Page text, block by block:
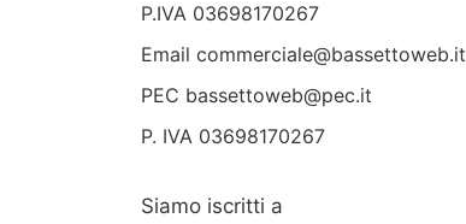
P.IVA 03698170267
Email commerciale@bassettoweb.it
PEC bassettoweb@pec.it
P. IVA 03698170267
Siamo iscritti a